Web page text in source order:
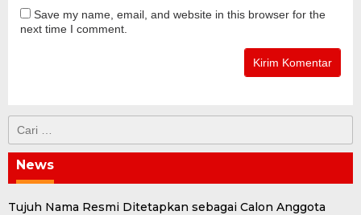
Save my name, email, and website in this browser for the
next time I comment.
untuk:
News
Tujuh Nama Resmi Ditetapkan sebagai Calon Anggota